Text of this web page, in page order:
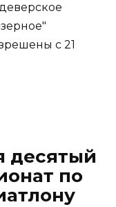
с 21
десятый
по